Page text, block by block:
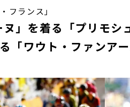
フランス」
」を着る「プリモシ
「ワウト・ファンア